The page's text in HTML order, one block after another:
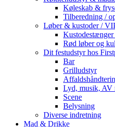
Køleskab &
Tilberedning /
Løber & kustoder /
Rød løber og
Dit festudstyr hos
Bar
Grilludstyr
Lyd, musik, AV
Scene
Belysning
Diverse indretning
Mad & Drikke